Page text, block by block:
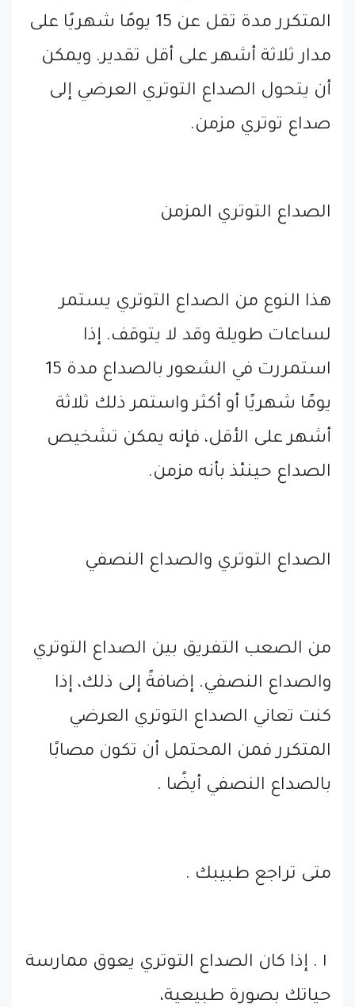
المتكرر مدة تقل عن 15 يومًا شهريًا على
مدار ثلاثة أشهر على أقل تقدير. ويمكن
أن يتحول الصداع التوتري العرضي إلى
صداع توتري مزمن.
الصداع التوتري المزمن
هذا النوع من الصداع التوتري يستمر
لساعات طويلة وقد لا يتوقف. إذا
استمررت في الشعور بالصداع مدة 15
يومًا شهريًا أو أكثر واستمر ذلك ثلاثة
أشهر على الأقل، فإنه يمكن تشخيص
الصداع حينئذ بأنه مزمن.
الصداع التوتري والصداع النصفي
من الصعب التفريق بين الصداع التوتري
والصداع النصفي. إضافةً إلى ذلك، إذا
كنت تعاني الصداع التوتري العرضي
المتكرر فمن المحتمل أن تكون مصابًا
بالصداع النصفي أيضًا .
متى تراجع طبيبك .
١ . إذا كان الصداع التوتري يعوق ممارسة
حياتك بصورة طبيعية،